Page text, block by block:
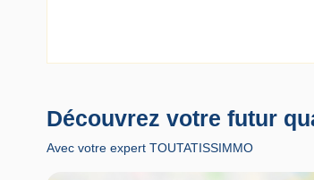
Découvrez votre futur
Avec votre expert TOUTATISSIMMO